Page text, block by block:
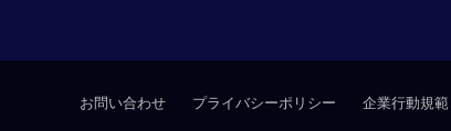
お問い合わせ プライバシーポリシー 企業行動規範